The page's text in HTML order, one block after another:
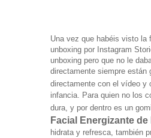
Una vez que habéis visto la
unboxing por Instagram
unboxing pero que no le
directamente siempre están
directamente con el vídeo y
infancia. Para quien no los
dura, y por dentro es un
Facial Energizante de
hidrata y refresca, también